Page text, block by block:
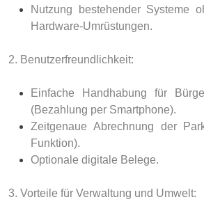
Nutzung bestehender Systeme
Hardware-Umrüstungen.
2. Benutzerfreundlichkeit:
Einfache Handhabung für
(Bezahlung per Smartphone).
Zeitgenaue Abrechnung der
Funktion).
Optionale digitale Belege.
3. Vorteile für Verwaltung und Umwelt: